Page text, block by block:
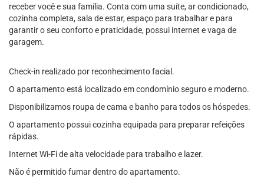
receber você e sua família. Conta com uma suíte, ar condicionado,
cozinha completa, sala de estar, espaço para trabalhar e para
garantir o seu conforto e praticidade, possui internet e vaga de
garagem.
Check-in realizado por reconhecimento facial.
O apartamento está localizado em condomínio seguro e moderno.
Disponibilizamos roupa de cama e banho para todos os hóspedes.
O apartamento possui cozinha equipada para preparar refeições
rápidas.
Internet Wi-Fi de alta velocidade para trabalho e lazer.
Não é permitido fumar dentro do apartamento.